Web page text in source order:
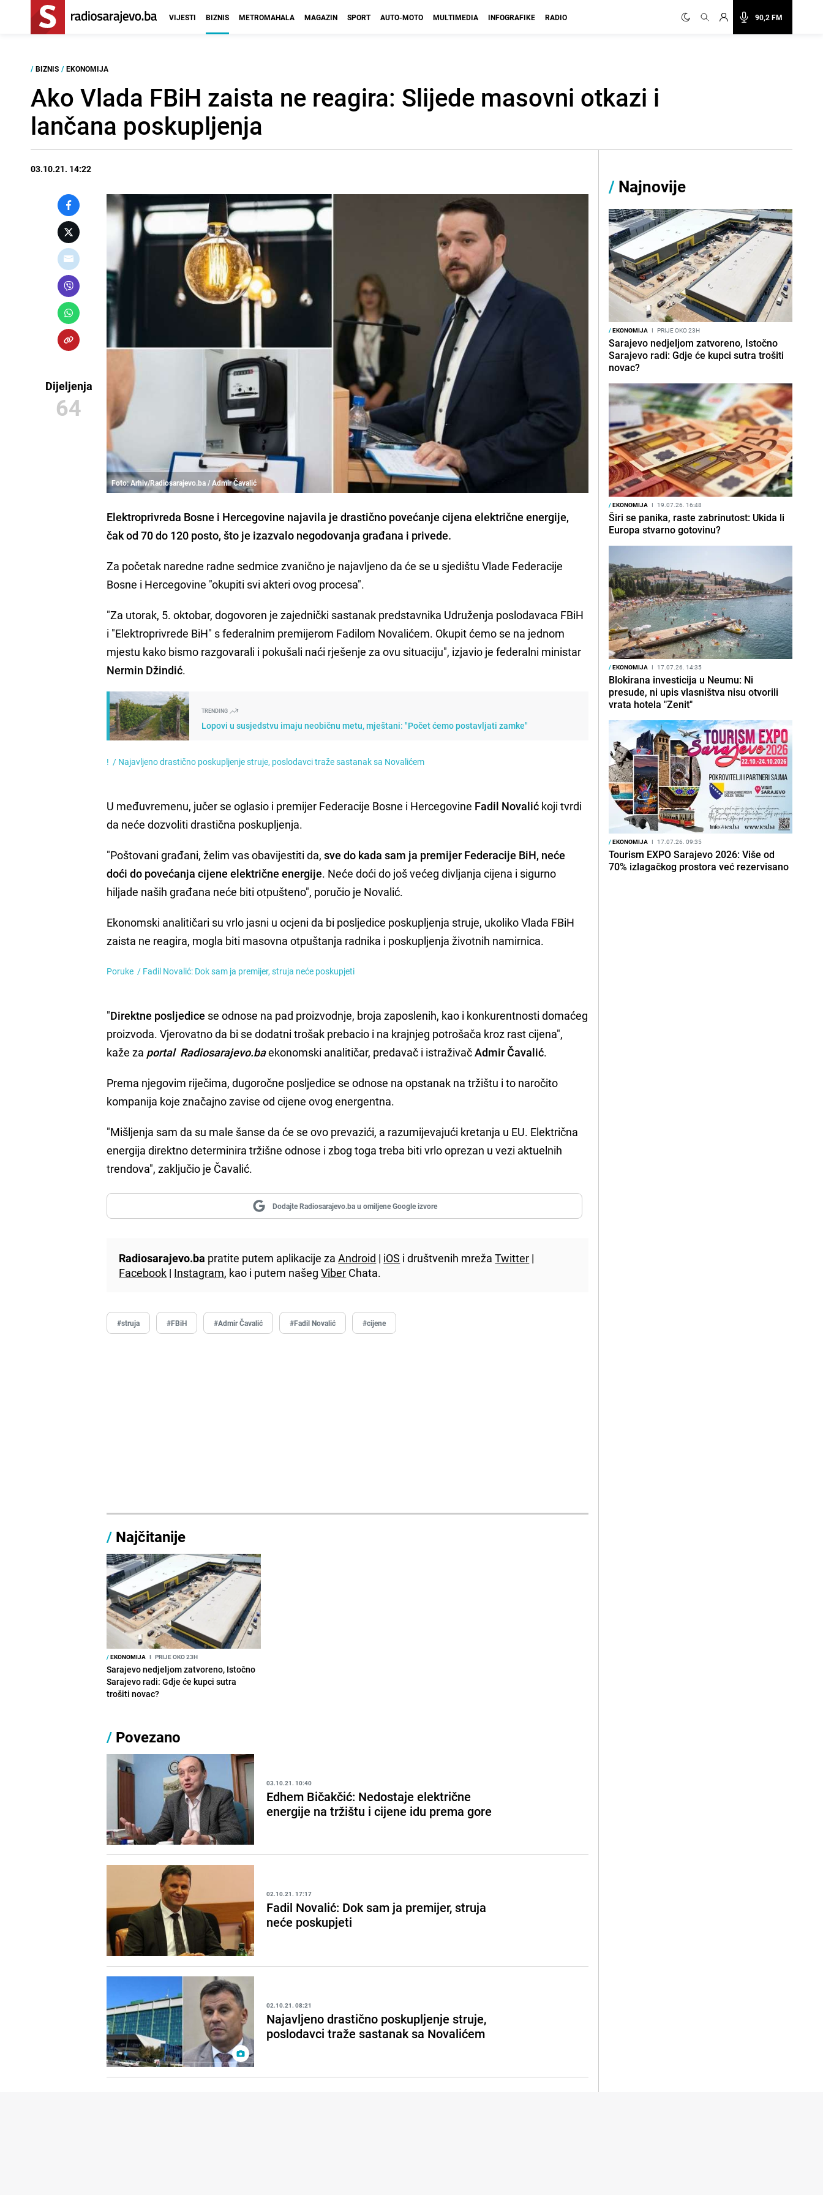
90,2 FM
VIJESTI BIZNIS METROMAHALA MAGAZIN SPORT AUTO-MOTO MULTIMEDIA INFOGRAFIKE RADIO
/ BIZNIS / EKONOMIJA
Ako Vlada FBiH zaista ne reagira: Slijede masovni otkazi i
lančana poskupljenja
03.10.21. 14:22
Dijeljenja
64
Foto: Arhiv/Radiosarajevo.ba / Admir Čavalić
Elektroprivreda Bosne i Hercegovine najavila je drastično povećanjecijena električne energije,
čak od 70 do 120 posto, što je izazvalo negodovanja građana i privede.
Za početak naredne radne sedmice zvanično je najavljeno da će se u sjedištu Vlade Federacije
Bosne i Hercegovine "okupiti svi akteri ovog procesa".
"Za utorak, 5. oktobar, dogovoren je zajednički sastanak predstavnika Udruženja poslodavaca FBiH
i "Elektroprivrede BiH" s federalnim premijerom Fadilom Novalićem. Okupit ćemo se na jednom
mjestu kako bismo razgovarali i pokušali naći rješenje za ovu situaciju", izjavio je federalni ministar
Nermin Džindić.
TRENDING
Lopovi u susjedstvu imaju neobičnu metu, mještani: "Počet ćemo postavljati zamke"
! / Najavljeno drastično poskupljenje struje, poslodavci traže sastanak sa Novalićem
U međuvremenu, jučer se oglasio i premijer Federacije Bosne i Hercegovine Fadil Novalić koji tvrdi
da neće dozvoliti drastična poskupljenja.
"Poštovani građani, želim vas obavijestiti da,sve do kada sam ja premijer Federacije BiH, neće
doći do povećanja cijene električne energije. Neće doći do još većeg divljanja cijena i sigurno
hiljade naših građana neće biti otpušteno", poručio je Novalić.
Ekonomski analitičari su vrlo jasni u ocjeni da bi posljedice poskupljenja struje, ukoliko Vlada FBiH
zaista ne reagira, mogla biti masovna otpuštanja radnika i poskupljenja životnih namirnica.
Poruke / Fadil Novalić: Dok sam ja premijer, struja neće poskupjeti
"Direktne posljedice se odnose na pad proizvodnje, broja zaposlenih, kao i konkurentnosti domaćeg
proizvoda. Vjerovatno da bi se dodatni trošak prebacio i na krajnjeg potrošača kroz rast cijena",
kaže za portal Radiosarajevo.baekonomski analitičar, predavač i istraživačAdmirČavalić.
Prema njegovim riječima, dugoročne posljedice se odnose na opstanak na tržištu i to naročito
kompanija koje značajno zavise od cijene ovog energentna.
"Mišljenja sam da su male šanse da će se ovo prevazići, a razumijevajući kretanja u EU. Električna
energija direktno determinira tržišne odnose i zbog toga treba biti vrlo oprezan u vezi aktuelnih
trendova", zaključio je Čavalić.
Dodajte Radiosarajevo.ba u omiljene Google izvore
Radiosarajevo.ba pratite putem aplikacije zaAndroid | iOS i društvenih mrežaTwitter |
Facebook | Instagram, kao i putem našegViber Chata.
#struja #FBiH #Admir Čavalić #Fadil Novalić #cijene
/ Najčitanije
/EKONOMIJA I PRIJE OKO 23H
Sarajevo nedjeljom zatvoreno, Istočno
Sarajevo radi: Gdje će kupci sutra
trošiti novac?
/ Povezano
03.10.21. 10:40
Edhem Bičakčić: Nedostaje električne
energije na tržištu i cijene idu prema gore
02.10.21. 17:17
Fadil Novalić: Dok sam ja premijer, struja
neće poskupjeti
02.10.21. 08:21
Najavljeno drastično poskupljenje struje,
poslodavci traže sastanak sa Novalićem
/ Najnovije
/EKONOMIJA I PRIJE OKO 23H
Sarajevo nedjeljom zatvoreno, Istočno
Sarajevo radi: Gdje će kupci sutra trošiti
novac?
/EKONOMIJA I 19.07.26. 16:48
Širi se panika, raste zabrinutost: Ukida li
Europa stvarno gotovinu?
/EKONOMIJA I 17.07.26. 14:35
Blokirana investicija u Neumu: Ni
presude, ni upis vlasništva nisu otvorili
vrata hotela "Zenit"
/EKONOMIJA I 17.07.26. 09:35
Tourism EXPO Sarajevo 2026: Više od
70% izlagačkog prostora već rezervisano